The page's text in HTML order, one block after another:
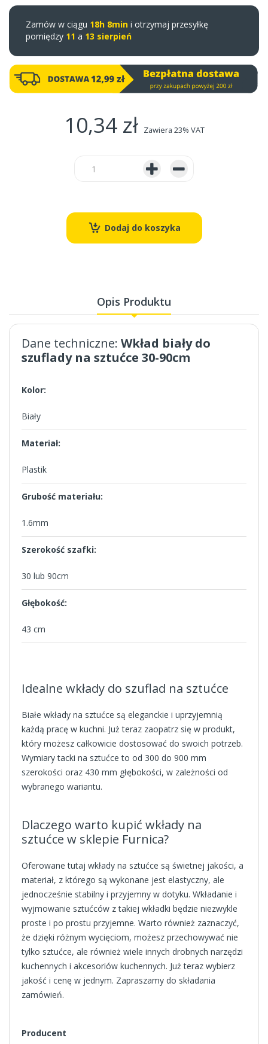
Zamów w ciągu 18h 8min i otrzymaj przesyłkę
pomiędzy 11 a 13 sierpień
10,34 zł Zawiera 23% VAT
Dodaj do koszyka
Opis Produktu
Dane techniczne: Wkład biały do
szuflady na sztućce 30-90cm
Kolor:
Biały
Materiał:
Plastik
Grubość materiału:
1.6mm
Szerokość szafki:
30 lub 90cm
Głębokość:
43 cm
Idealne wkłady do szuflad na sztućce
Białe wkłady na sztućce są eleganckie i uprzyjemnią
każdą pracę w kuchni. Już teraz zaopatrz się w produkt,
który możesz całkowicie dostosować do swoich potrzeb.
Wymiary tacki na sztućce to od 300 do 900 mm
szerokości oraz 430 mm głębokości, w zależności od
wybranego wariantu.
Dlaczego warto kupić wkłady na
sztućce w sklepie Furnica?
Oferowane tutaj wkłady na sztućce są świetnej jakości, a
materiał, z którego są wykonane jest elastyczny, ale
jednocześnie stabilny i przyjemny w dotyku. Wkładanie i
wyjmowanie sztućców z takiej wkładki będzie niezwykle
proste i po prostu przyjemne. Warto również zaznaczyć,
że dzięki różnym wycięciom, możesz przechowywać nie
tylko sztućce, ale również wiele innych drobnych narzędzi
kuchennych i akcesoriów kuchennych. Już teraz wybierz
jakość i cenę w jednym. Zapraszamy do składania
zamówień.
Producent